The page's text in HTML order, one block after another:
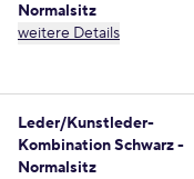
Normalsitz
weitere Details
Leder/Kunstleder-
Kombination Schwarz -
Normalsitz